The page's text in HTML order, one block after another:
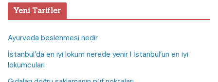
Yeni Tarifler
Ayurveda beslenmesi nedir
İstanbul’da en iyi lokum nerede yenir I İstanbul’un en iyi
lokumcuları